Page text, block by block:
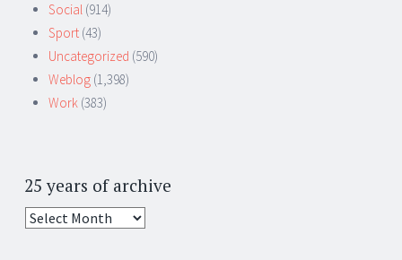
Social (914)
Sport (43)
Uncategorized (590)
Weblog (1,398)
Work (383)
25 years of archive
25